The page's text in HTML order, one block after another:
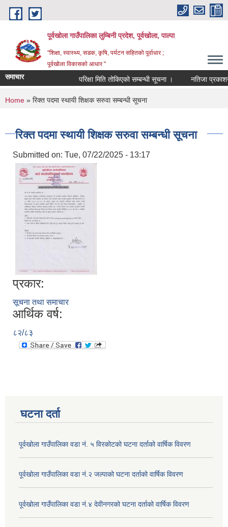
Skip to main content
पूर्वखोला गाउँपालिका लुम्बिनी प्रदेश, पूर्वखोला, पाल्पा
"शिक्षा, स्वास्थ्य, सडक, कृषि, पर्यटन सहितको पूर्वाधार ;
पूर्वखोला विकासको आधार "
समाचार परिक्षा मिति तोकिएको सम्बन्धी सूचना । नतिजा प्रकाशन
You are here
Home » रिक्त पदमा स्थायी शिक्षक सरुवा सम्बन्धी सूचना
रिक्त पदमा स्थायी शिक्षक सरुवा सम्बन्धी सूचना
Submitted on: Tue, 07/22/2025 - 13:17
प्रकार:
सूचना तथा समाचार
आर्थिक वर्ष:
८२/८३
घटना दर्ता
पूर्वखोला गाउँपालिका वडा नं. ५ विरकोटको घटना दर्ताको वार्षिक विवरण
पूर्वखोला गाउँपालिका वडा नं.२ जल्पाको घटना दर्ताको वार्षिक विवरण
पूर्वखोला गाउँपालिका वडा नं.४ देवीनगरको घटना दर्ताको वार्षिक विवरण